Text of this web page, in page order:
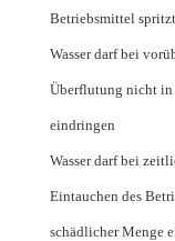
Betriebsmittel spritzt
Wasser darf bei
Überflutung nicht in
eindringen
Wasser darf bei
Eintauchen des
schädlicher Menge